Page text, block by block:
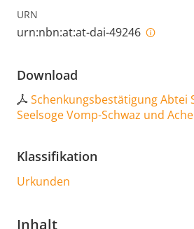
URN
urn:nbn:at:at-dai-49246
Download
Schenkungsbestätigung Abtei
Seelsoge Vomp-Schwaz und
Klassifikation
Urkunden
Inhalt